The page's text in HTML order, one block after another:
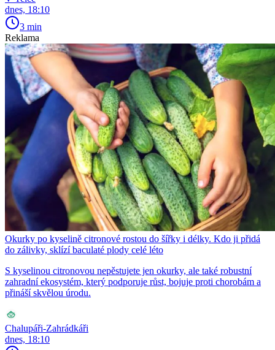
dnes, 18:10
3 min
Reklama
Okurky po kyselině citronové rostou do šířky i délky. Kdo ji přidá
do zálivky, sklízí baculaté plody celé léto
S kyselinou citronovou nepěstujete jen okurky, ale také robustní
zahradní ekosystém, který podporuje růst, bojuje proti chorobám a
přináší skvělou úrodu.
Chalupáři-Zahrádkáři
dnes, 18:10